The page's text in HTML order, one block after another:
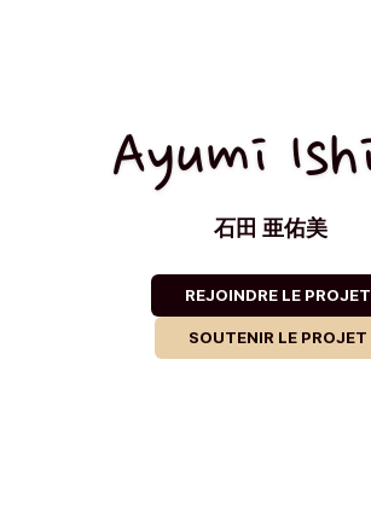
Ayumi
石田 亜佑美
REJOINDRE LE PROJET
SOUTENIR LE PROJET